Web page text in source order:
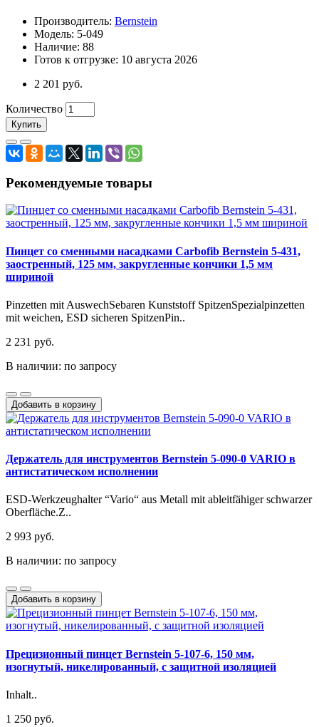
Производитель: Bernstein
Модель: 5-049
Наличие: 88
Готов к отгрузке: 10 августа 2026
2 201 руб.
Количество
Купить
Рекомендуемые товары
Пинцет со сменными насадками Carbofib Bernstein 5-431,
заостренный, 125 мм, закругленные кончики 1,5 мм
шириной
Pinzetten mit AuswechSebaren Kunststoff SpitzenSpezialpinzetten
mit weichen, ESD sicheren SpitzenPin..
2 231 руб.
В наличии: по запросу
Добавить в корзину
Держатель для инструментов Bernstein 5-090-0 VARIO в
антистатическом исполнении
ESD-Werkzeughalter “Vario“ aus Metall mit ableitfähiger schwarzer
Oberfläche.Z..
2 993 руб.
В наличии: по запросу
Добавить в корзину
Прецизионный пинцет Bernstein 5-107-6, 150 мм,
изогнутый, никелированный, с защитной изоляцией
Inhalt..
1 250 руб.